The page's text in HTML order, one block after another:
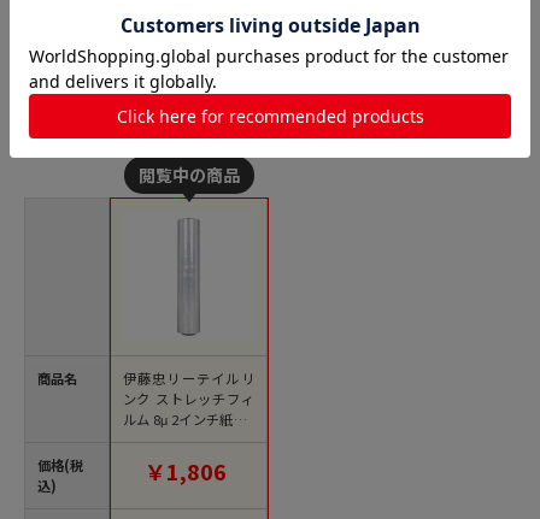
ストレッチフィルム（梱包用ラップ）の人気商品との比
較
商品名
価格(税
込)
伊藤忠リーテイルリ
ンク ストレッチフィ
ルム 8μ 2インチ紙管 I
TZD03 1巻（ご注文単
￥1,806